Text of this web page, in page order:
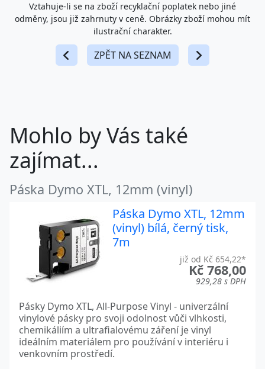
Vztahuje-li se na zboží recyklační poplatek nebo jiné
odměny, jsou již zahrnuty v ceně. Obrázky zboží mohou mít
ilustrační charakter.
ZPĚT NA SEZNAM
Mohlo by Vás také
zajímat...
Páska Dymo XTL, 12mm (vinyl)
Páska Dymo XTL, 12mm
(vinyl) bílá, černý tisk,
7m
již od Kč 654,22*
Kč 768,00
929,28 s DPH
Pásky Dymo XTL, All-Purpose Vinyl - univerzální
vinylové pásky pro svoji odolnost vůči vlhkosti,
chemikáliím a ultrafialovému záření je vinyl
ideálním materiálem pro používání v interiéru i
venkovním prostředí.